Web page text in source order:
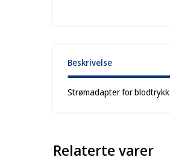
Beskrivelse
Strømadapter for
Relaterte varer